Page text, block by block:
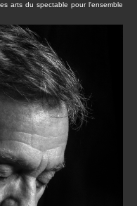
arts du spectable pour l'ensemble